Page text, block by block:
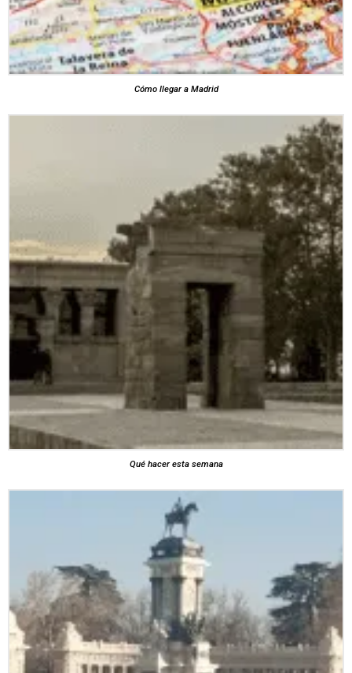
Cómo llegar a Madrid
Qué hacer esta semana